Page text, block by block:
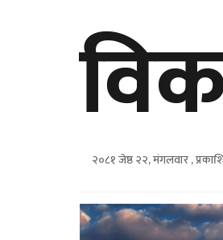
२०८१ जेष्ठ २२, मंगलवार ,